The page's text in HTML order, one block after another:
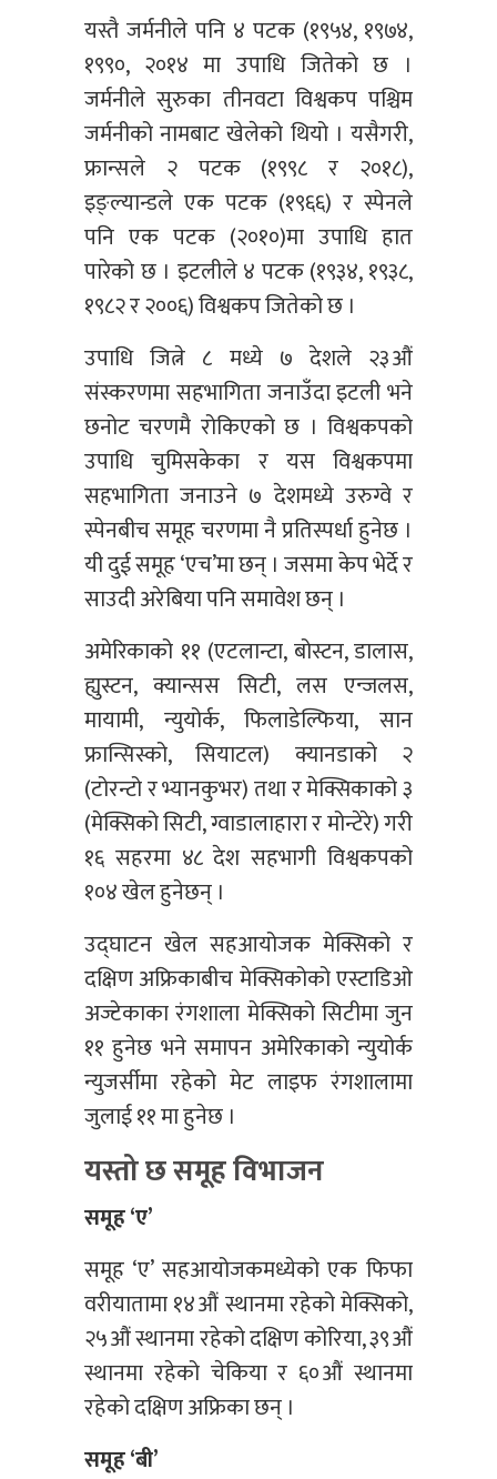
यस्तै जर्मनीले पनि ४ पटक (१९५४, १९७४,
१९९०, २०१४ मा उपाधि जितेको छ ।
जर्मनीले सुरुका तीनवटा विश्वकप पश्चिम
जर्मनीको नामबाट खेलेको थियो । यसैगरी,
फ्रान्सले २ पटक (१९९८ र २०१८),
इङ्ल्यान्डले एक पटक (१९६६) र स्पेनले
पनि एक पटक (२०१०)मा उपाधि हात
पारेको छ । इटलीले ४ पटक (१९३४, १९३८,
१९८२ र २००६) विश्वकप जितेको छ ।
उपाधि जित्ने ८ मध्ये ७ देशले २३औं
संस्करणमा सहभागिता जनाउँदा इटली भने
छनोट चरणमै रोकिएको छ । विश्वकपको
उपाधि चुमिसकेका र यस विश्वकपमा
सहभागिता जनाउने ७ देशमध्ये उरुग्वे र
स्पेनबीच समूह चरणमा नै प्रतिस्पर्धा हुनेछ ।
यी दुई समूह ‘एच’मा छन् । जसमा केप भेर्दे र
साउदी अरेबिया पनि समावेश छन् ।
अमेरिकाको ११ (एटलान्टा, बोस्टन, डालास,
ह्युस्टन, क्यान्सस सिटी, लस एन्जलस,
मायामी, न्युयोर्क, फिलाडेल्फिया, सान
फ्रान्सिस्को, सियाटल) क्यानडाको २
(टोरन्टो र भ्यानकुभर) तथा र मेक्सिकाको ३
(मेक्सिको सिटी, ग्वाडालाहारा र मोन्टेरे) गरी
१६ सहरमा ४८ देश सहभागी विश्वकपको
१०४ खेल हुनेछन् ।
उद्घाटन खेल सहआयोजक मेक्सिको र
दक्षिण अफ्रिकाबीच मेक्सिकोको एस्टाडिओ
अज्टेकाका रंगशाला मेक्सिको सिटीमा जुन
११ हुनेछ भने समापन अमेरिकाको न्युयोर्क
न्युजर्सीमा रहेको मेट लाइफ रंगशालामा
जुलाई ११ मा हुनेछ ।
यस्तो छ समूह विभाजन
समूह ‘ए’
समूह ‘ए’ सहआयोजकमध्येको एक फिफा
वरीयातामा १४औं स्थानमा रहेको मेक्सिको,
२५औं स्थानमा रहेको दक्षिण कोरिया, ३९औं
स्थानमा रहेको चेकिया र ६०औं स्थानमा
रहेको दक्षिण अफ्रिका छन् ।
समूह ‘बी’